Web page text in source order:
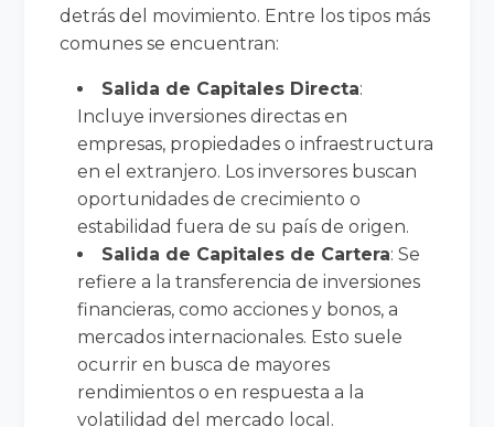
detrás del movimiento. Entre los tipos más
comunes se encuentran:
Salida de Capitales Directa:
Incluye inversiones directas en
empresas, propiedades o infraestructura
en el extranjero. Los inversores buscan
oportunidades de crecimiento o
estabilidad fuera de su país de origen.
Salida de Capitales de Cartera: Se
refiere a la transferencia de inversiones
financieras, como acciones y bonos, a
mercados internacionales. Esto suele
ocurrir en busca de mayores
rendimientos o en respuesta a la
volatilidad del mercado local.